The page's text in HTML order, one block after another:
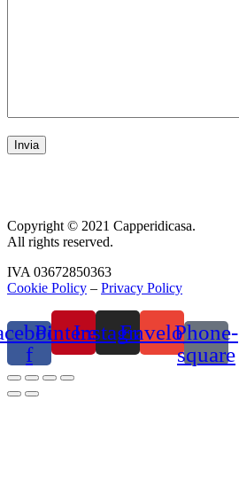
Copyright © 2021 Capperidicasa.
All rights reserved.
IVA 03672850363
Cookie Policy – Privacy Policy
f
PinterestInstagramEnvelopePhone-
square